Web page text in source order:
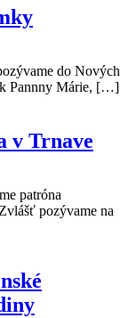
do Nových
Pannny Márie, […]
v Trnave
patróna
pozývame na